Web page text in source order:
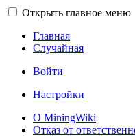
Открыть главное меню
Главная
Случайная
Войти
Настройки
О MiningWiki
Отказ от